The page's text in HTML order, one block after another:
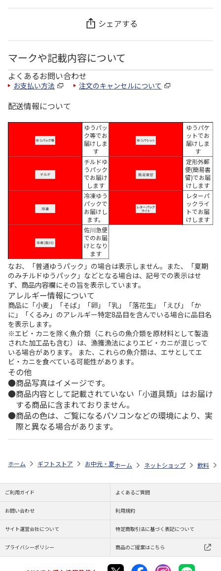
シェアする
マークや記載内容について
よくあるお問い合わせ
お支払い方法 注文のキャンセルについて
配送情報について
ゆうパッ
ク等でお
届けしま
す
ゆうパケ
ットでお
届けしま
す
チルドゆ
うパック
でお届け
します
定形外郵
便(簡易書
留)でお届
けします
冷凍ゆう
パックで
お届けし
ます。
レターパ
ックライ
トでお届
けします
佐川急便
でのお届
けとなり
ます
なお、「普通ゆうパック」の場合は表示しません。また、「夏期
のみチルドゆうパック」などとなる場合は、記号での表示はせ
ず、商品内容欄にその旨を表示しています。
アレルギー情報について
商品に「小麦」「そば」「卵」「乳」「落花生」「えび」「か
に」「くるみ」のアレルギー特定8品目を含んでいる場合に品目名
を表示します。
※エビ・カニを除く魚介類（これらの魚介類を原材料として製造
された加工品も含む）は、漁獲漁法によりエビ・カニが混じって
いる場合があります。 また、これらの魚介類は、エサとしてエ
ビ・カニを食べている可能性があります。
その他
商品写真はイメージです。
商品内容として記載されていない「小道具類」はお届け
する商品に含まれておりません。
商品の色は、ご覧になるパソコンなどの環境により、実
際と異なる場合があります。
ホーム ギフトストア お中元・夏ギフト特集 2026 ゆうゆうギフト
ホーム ネットショップ 飲料
ご利用ガイド よくあるご質問
お問い合わせ 利用規約
サイト運営会社について 特定商取引法に基づく表記について
プライバシーポリシー 商品のご提案はこちら